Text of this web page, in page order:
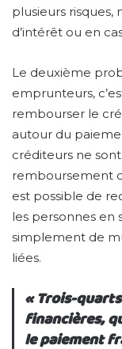
plusieurs
d’intérêt ou en
Le deuxième
emprunteurs,
rembourser le
autour du
créditeurs ne
remboursement
est possible de
les personnes en
simplement de
liées.
« Trois-
financières,
le paiement